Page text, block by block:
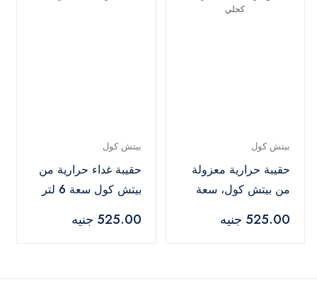
بيتش كول
حقيبة حرارية معزولة
من بيتش كول، سعة
525.00 جنيه
بيتش كول
حقيبة غداء حرارية من
بيتش كول سعة 6 لتر
525.00 جنيه